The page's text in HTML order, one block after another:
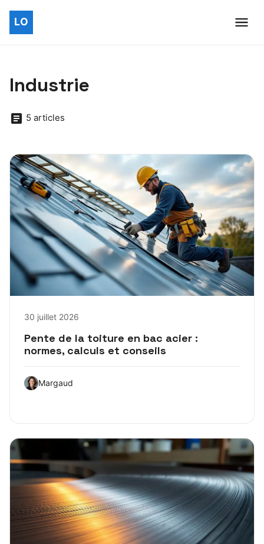
Industrie
5 articles
30 juillet 2026
Pente de la toiture en bac acier :
normes, calculs et conseils
Margaud